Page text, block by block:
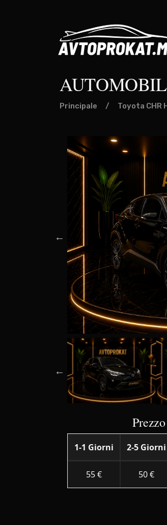
Principale / Toyota CHR
1-1 Giorni 2-5 Giorni
55 € 50 €